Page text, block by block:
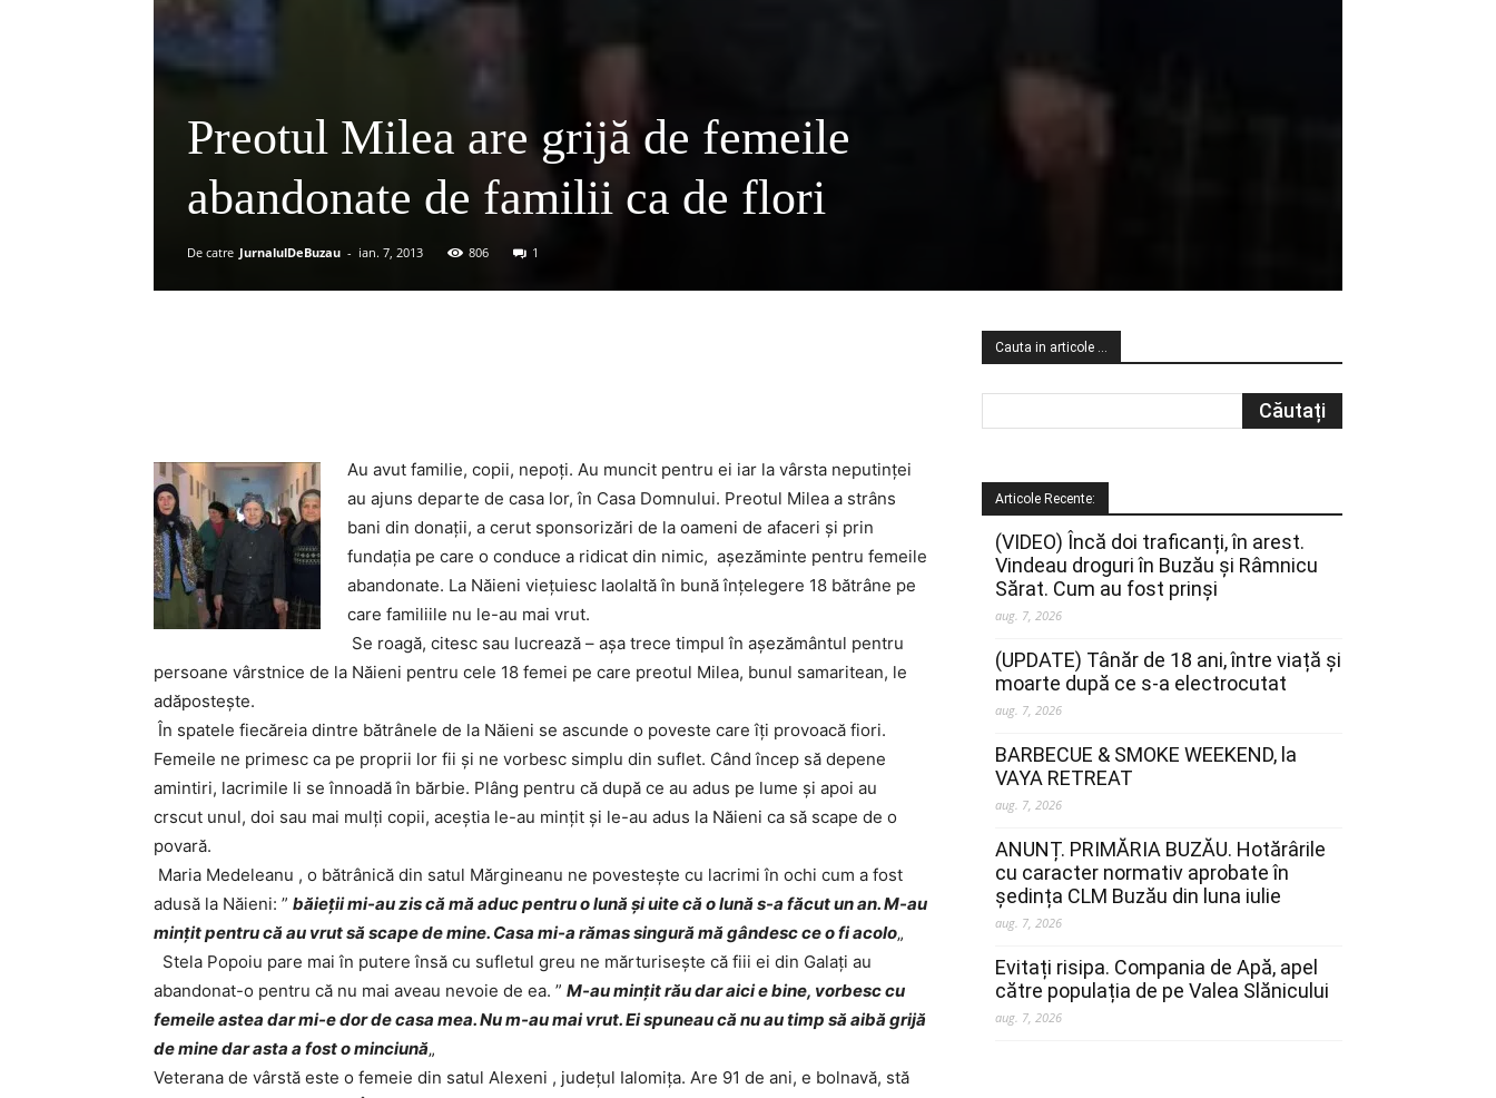
Preotul Milea are grijă de femeile
abandonate de familii ca de flori
De catre JurnalulDeBuzau - ian. 7, 2013 806 1
Au avut familie, copii, nepoţi. Au muncit pentru ei iar la vârsta neputinţei
au ajuns departe de casa lor, în Casa Domnului. Preotul Milea a strâns
bani din donaţii, a cerut sponsorizări de la oameni de afaceri şi prin
fundaţia pe care o conduce a ridicat din nimic, aşezăminte pentru femeile
abandonate. La Năieni vieţuiesc laolaltă în bună înţelegere 18 bătrâne pe
care familiile nu le-au mai vrut.
Se roagă, citesc sau lucrează – aşa trece timpul în aşezământul pentru
persoane vârstnice de la Năieni pentru cele 18 femei pe care preotul Milea, bunul samaritean, le
adăposteşte.
În spatele fiecăreia dintre bătrânele de la Năieni se ascunde o poveste care îţi provoacă fiori.
Femeile ne primesc ca pe proprii lor fii şi ne vorbesc simplu din suflet. Când încep să depene
amintiri, lacrimile li se înnoadă în bărbie. Plâng pentru că după ce au adus pe lume şi apoi au
crscut unul, doi sau mai mulţi copii, aceştia le-au minţit şi le-au adus la Năieni ca să scape de o
povară.
Maria Medeleanu , o bătrânică din satul Mărgineanu ne povesteşte cu lacrimi în ochi cum a fost
adusă la Năieni: ” băieţii mi-au zis că mă aduc pentru o lună şi uite că o lună s-a făcut un an. M-au
minţit pentru că au vrut să scape de mine. Casa mi-a rămas singură mă gândesc ce o fi acolo„
Stela Popoiu pare mai în putere însă cu sufletul greu ne mărturiseşte că fiii ei din Galaţi au
abandonat-o pentru că nu mai aveau nevoie de ea. ” M-au minţit rău dar aici e bine, vorbesc cu
femeile astea dar mi-e dor de casa mea. Nu m-au mai vrut. Ei spuneau că nu au timp să aibă grijă
de mine dar asta a fost o minciună„
Veterana de vârstă este o femeie din satul Alexeni , judeţul Ialomiţa. Are 91 de ani, e bolnavă, stă
Cauta in articole …
Articole Recente:
(VIDEO) Încă doi traficanți, în arest.
Vindeau droguri în Buzău și Râmnicu
Sărat. Cum au fost prinși
aug. 7, 2026
(UPDATE) Tânăr de 18 ani, între viață și
moarte după ce s-a electrocutat
aug. 7, 2026
BARBECUE & SMOKE WEEKEND, la
VAYA RETREAT
aug. 7, 2026
ANUNȚ. PRIMĂRIA BUZĂU. Hotărârile
cu caracter normativ aprobate în
ședința CLM Buzău din luna iulie
aug. 7, 2026
Evitați risipa. Compania de Apă, apel
către populația de pe Valea Slănicului
aug. 7, 2026